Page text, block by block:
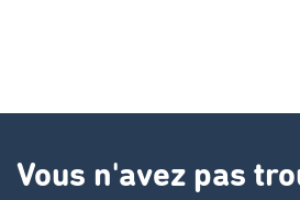
Vous n'avez pas